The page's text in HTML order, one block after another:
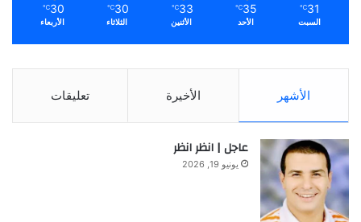
31
℃
السبت
35
℃
الأحد
33
℃
الأثنين
30
℃
الثلاثاء
30
℃
الأربعاء
الأشهر الأخيرة تعليقات
عاجل | انظر انظر
يونيو 19, 2026